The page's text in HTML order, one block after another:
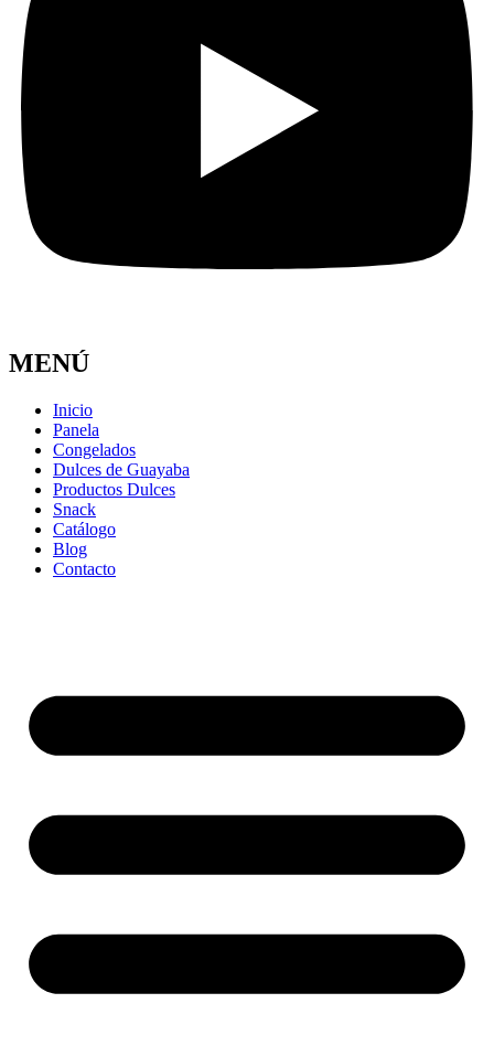
MENÚ
Inicio
Panela
Congelados
Dulces de Guayaba
Productos Dulces
Snack
Catálogo
Blog
Contacto